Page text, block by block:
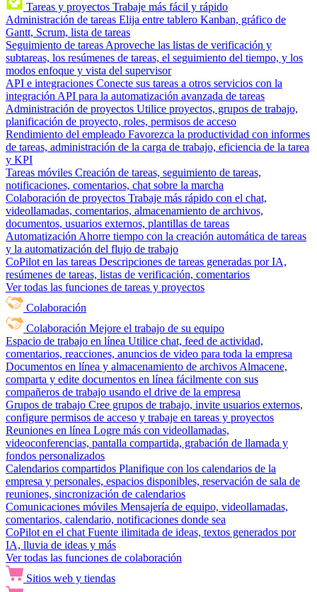
Tareas y proyectos Trabaje más fácil y rápido
Administración de tareas Elija entre tablero Kanban, gráfico de
Gantt, Scrum, lista de tareas
Seguimiento de tareas Aproveche las listas de verificación y
subtareas, los resúmenes de tareas, el seguimiento del tiempo, y los
modos enfoque y vista del supervisor
API e integraciones Conecte sus tareas a otros servicios con la
integración API para la automatización avanzada de tareas
Administración de proyectos Utilice proyectos, grupos de trabajo,
planificación de proyecto, roles, permisos de acceso
Rendimiento del empleado Favorezca la productividad con informes
de tareas, administración de la carga de trabajo, eficiencia de la tarea
y KPI
Tareas móviles Creación de tareas, seguimiento de tareas,
notificaciones, comentarios, chat sobre la marcha
Colaboración de proyectos Trabaje más rápido con el chat,
videollamadas, comentarios, almacenamiento de archivos,
documentos, usuarios externos, plantillas de tareas
Automatización Ahorre tiempo con la creación automática de tareas
y la automatización del flujo de trabajo
CoPilot en las tareas Descripciones de tareas generadas por IA,
resúmenes de tareas, listas de verificación, comentarios
Ver todas las funciones de tareas y proyectos
Colaboración
Colaboración Mejore el trabajo de su equipo
Espacio de trabajo en línea Utilice chat, feed de actividad,
comentarios, reacciones, anuncios de video para toda la empresa
Documentos en línea y almacenamiento de archivos Almacene,
comparta y edite documentos en línea fácilmente con sus
compañeros de trabajo usando el drive de la empresa
Grupos de trabajo Cree grupos de trabajo, invite usuarios externos,
configure permisos de acceso y trabaje en tareas y proyectos
Reuniones en línea Logre más con videollamadas,
videoconferencias, pantalla compartida, grabación de llamada y
fondos personalizados
Calendarios compartidos Planifique con los calendarios de la
empresa y personales, espacios disponibles, reservación de sala de
reuniones, sincronización de calendarios
Comunicaciones móviles Mensajería de equipo, videollamadas,
comentarios, calendario, notificaciones donde sea
CoPilot en el chat Fuente ilimitada de ideas, textos generados por
IA, lluvia de ideas y más
Ver todas las funciones de colaboración
Sitios web y tiendas